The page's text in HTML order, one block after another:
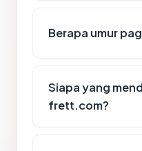
Berapa umur
Siapa yang
frett.com?